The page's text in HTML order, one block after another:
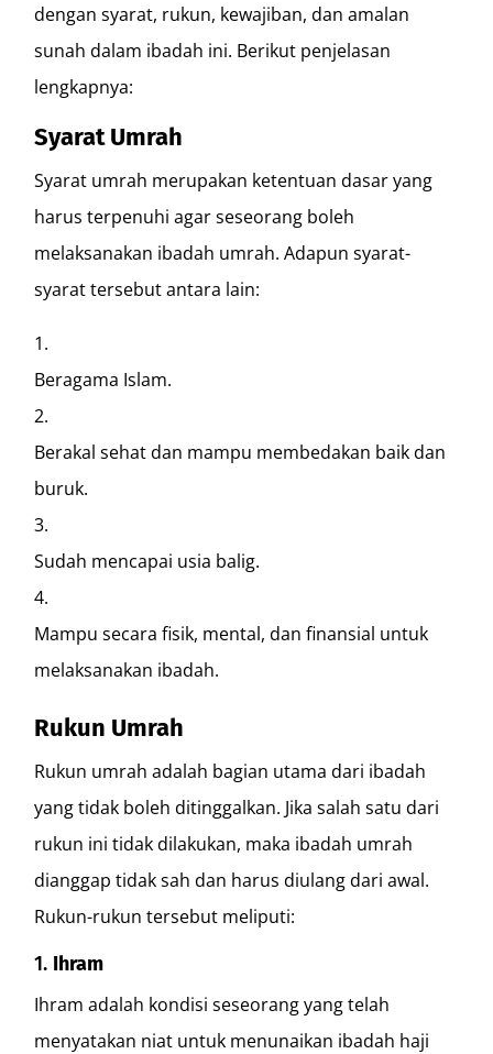
dengan syarat, rukun, kewajiban, dan amalan
sunah dalam ibadah ini. Berikut penjelasan
lengkapnya:
Syarat Umrah
Syarat umrah merupakan ketentuan dasar yang
harus terpenuhi agar seseorang boleh
melaksanakan ibadah umrah. Adapun syarat-
syarat tersebut antara lain:
Beragama Islam.
Berakal sehat dan mampu membedakan baik dan
buruk.
Sudah mencapai usia balig.
Mampu secara fisik, mental, dan finansial untuk
melaksanakan ibadah.
Rukun Umrah
Rukun umrah adalah bagian utama dari ibadah
yang tidak boleh ditinggalkan. Jika salah satu dari
rukun ini tidak dilakukan, maka ibadah umrah
dianggap tidak sah dan harus diulang dari awal.
Rukun-rukun tersebut meliputi:
1. Ihram
Ihram adalah kondisi seseorang yang telah
menyatakan niat untuk menunaikan ibadah haji